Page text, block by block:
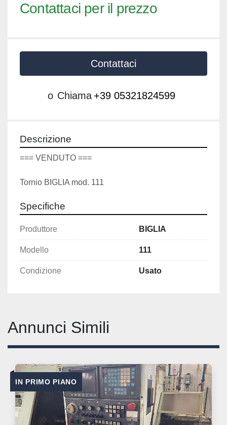
Contattaci per il prezzo
Contattaci
o Chiama +39 05321824599
Descrizione
=== VENDUTO ===
Tornio BIGLIA mod. 111
Specifiche
Produttore BIGLIA
Modello 111
Condizione Usato
Annunci Simili
IN PRIMO PIANO